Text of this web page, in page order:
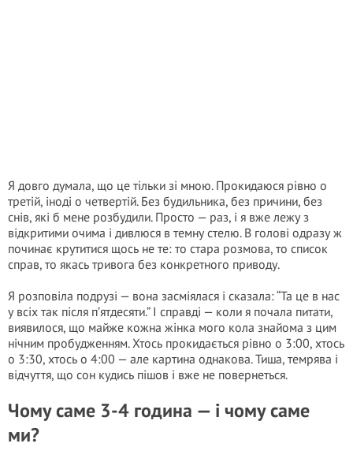
Я довго думала, що це тільки зі мною. Прокидаюся рівно о
третій, іноді о четвертій. Без будильника, без причини, без
снів, які б мене розбудили. Просто — раз, і я вже лежу з
відкритими очима і дивлюся в темну стелю. В голові одразу ж
починає крутитися щось не те: то стара розмова, то список
справ, то якась тривога без конкретного приводу.
Я розповіла подрузі — вона засміялася і сказала: “Та це в нас
у всіх так після п’ятдесяти.” І справді — коли я почала питати,
виявилося, що майже кожна жінка мого кола знайома з цим
нічним пробудженням. Хтось прокидається рівно о 3:00, хтось
о 3:30, хтось о 4:00 — але картина однакова. Тиша, темрява і
відчуття, що сон кудись пішов і вже не повернеться.
Чому саме 3-4 година — і чому саме
ми?